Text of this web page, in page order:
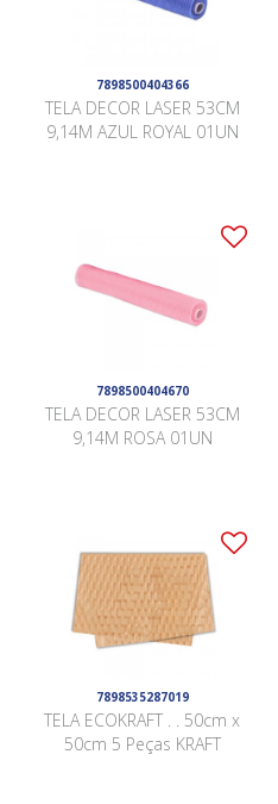
7898500404366
TELA DECOR LASER 53CM
9,14M AZUL ROYAL 01UN
7898500404670
TELA DECOR LASER 53CM
9,14M ROSA 01UN
7898535287019
TELA ECOKRAFT . . 50cm x
50cm 5 Peças KRAFT